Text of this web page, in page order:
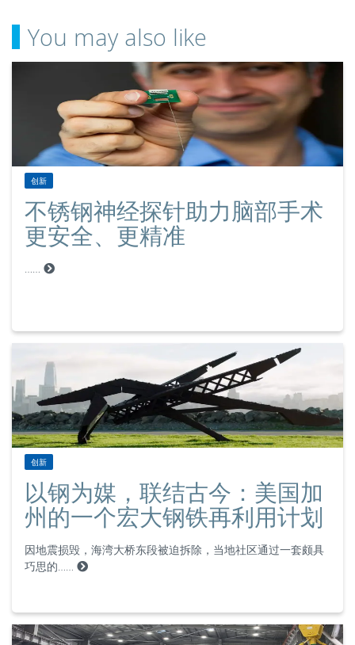
You may also like
创新
不锈钢神经探针助力脑部手术
更安全、更精准
……
创新
以钢为媒，联结古今：美国加
州的一个宏大钢铁再利用计划
因地震损毁，海湾大桥东段被迫拆除，当地社区通过一套颇具
巧思的……